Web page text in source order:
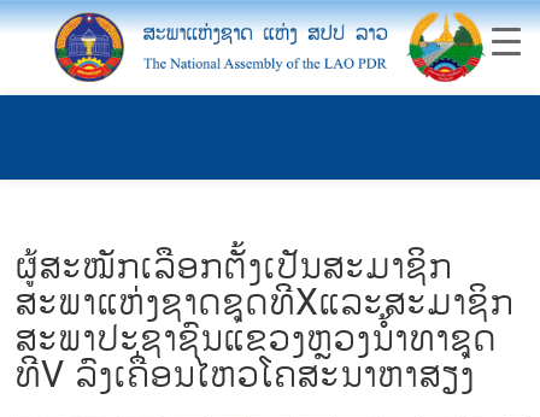
ຜູ້ສະໝັກເລືອກຕັ້ງເປັນສະມາຊິກ
ສະພາແຫ່ງຊາດຊຸດທີXແລະສະມາຊິກ
ສະພາປະຊາຊົນແຂວງຫຼວງນໍ້າທາຊຸດ
ທີV ລົງເຄື່ອນໄຫວໂຄສະນາຫາສຽງ